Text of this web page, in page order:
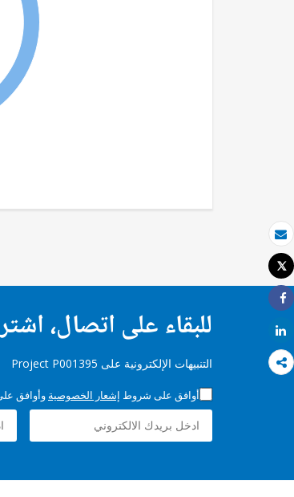
بريد الكتروني
طباعة
Tweet
Share
Share
للبقاء على اتصال،
التنبيهات الإلكترونية على Project P001395
أوافق على شروط إشعار الخصوصية وأوافق